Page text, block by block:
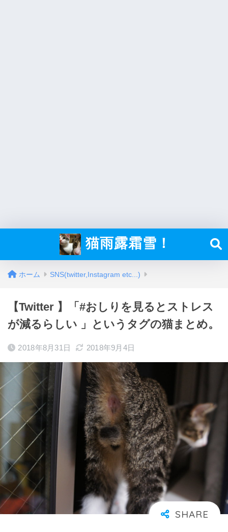
猫雨露霜雪！
ホーム SNS(twitter,Instagram etc...)
【Twitter 】「#おしりを見るとストレス
が減るらしい 」というタグの猫まとめ。
2018年8月31日 2018年9月4日